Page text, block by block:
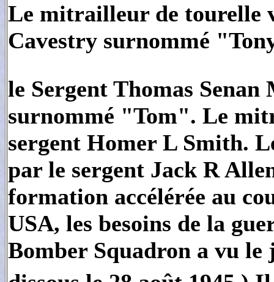
Le mitrailleur de tourelle
Cavestry surnommé
le Sergent Thomas Senan
surnommé "Tom". Le
sergent Homer L Smith.
par le sergent Jack R
formation accélérée au
USA, les besoins de la
Bomber Squadron a vu le